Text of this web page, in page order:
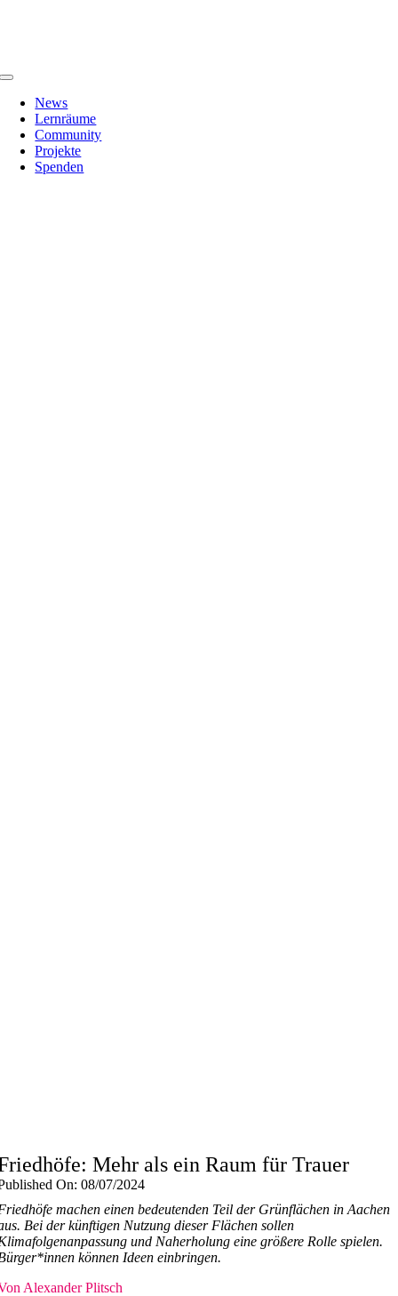
Toggle
Navigation
News
Lernräume
Community
Projekte
Spenden
Mehr als ein Raum für Trauer
On: 08/07/2024
machen einen bedeutenden Teil der Grünflächen in Aachen
Bei der künftigen Nutzung dieser Flächen sollen
und Naherholung eine größere Rolle spielen.
können Ideen einbringen.
Alexander Plitsch